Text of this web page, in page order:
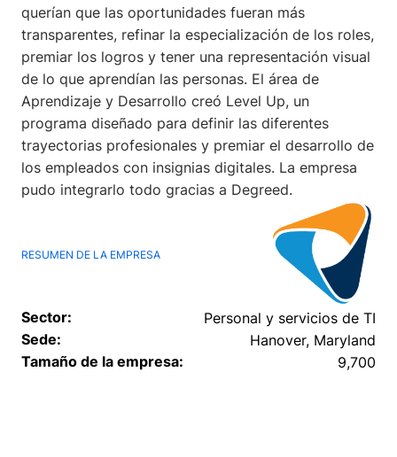
querían que las oportunidades fueran más
transparentes, refinar la especialización de los roles,
premiar los logros y tener una representación visual
de lo que aprendían las personas. El área de
Aprendizaje y Desarrollo creó Level Up, un
programa diseñado para definir las diferentes
trayectorias profesionales y premiar el desarrollo de
los empleados con insignias digitales. La empresa
pudo integrarlo todo gracias a Degreed.
RESUMEN DE LA EMPRESA
Sector:
Personal y servicios de TI
Sede:
Hanover, Maryland
Tamaño de la empresa:
9,700